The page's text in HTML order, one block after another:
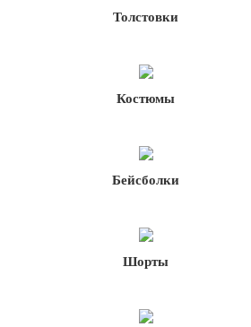
Толстовки
Костюмы
Бейсболки
Шорты